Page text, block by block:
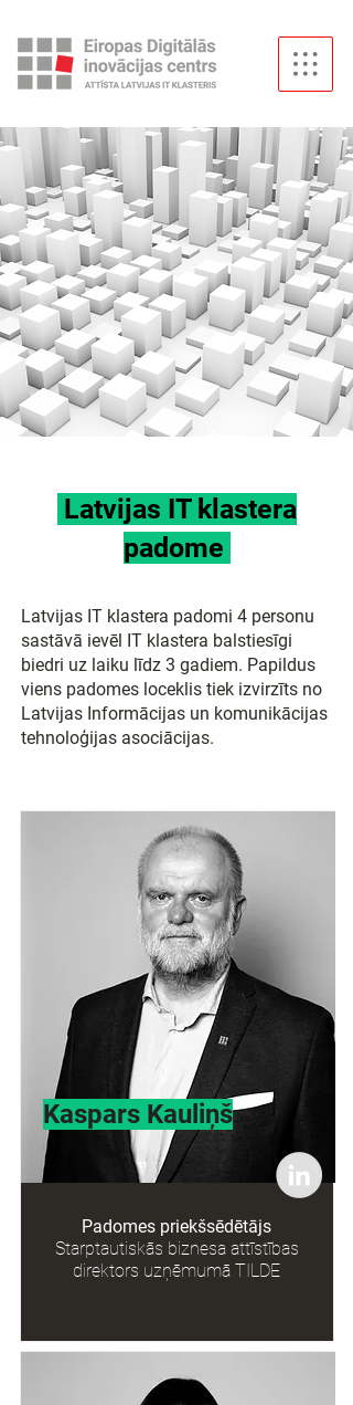
Latvijas IT klastera
padome
Latvijas IT klastera padomi 4 personu
sastāvā ievēl IT klastera balstiesīgi
biedri uz laiku līdz 3 gadiem. Papildus
viens padomes loceklis tiek izvirzīts no
Latvijas Informācijas un komunikācijas
tehnoloģijas asociācijas.
Kaspars Kauliņš
Padomes priekšsēdētājs
Starptautiskās biznesa attīstības
direktors uzņēmumā TILDE